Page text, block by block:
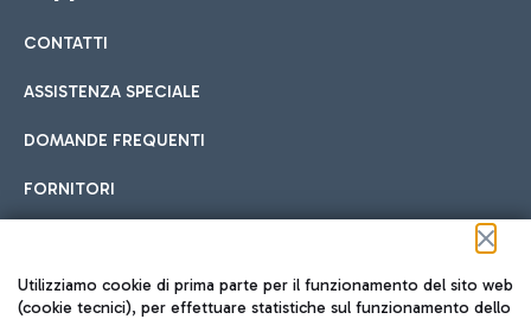
Cucina Internazionale
Hotel in aeroporto
Scegli l'alloggio più adatto e approfitta della vicinanza
all'aeroporto.
Car sharing
Con il Car Sharing è ancora più facile spostarsi
CONTATTI
ASSISTENZA SPECIALE
DOMANDE FREQUENTI
FORNITORI
Seguici sui social
Utilizziamo cookie di prima parte per il funzionamento del sito web
(cookie tecnici), per effettuare statistiche sul funzionamento dello